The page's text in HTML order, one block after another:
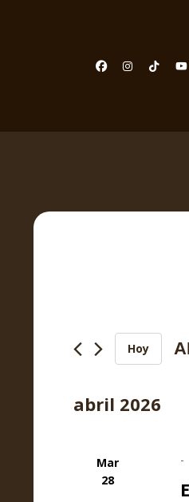
vistas
Eventos
Hoy
abril 2026
Mar
28
-